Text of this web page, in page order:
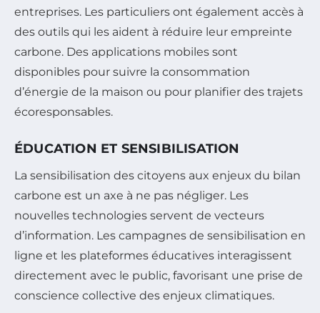
entreprises. Les particuliers ont également accès à
des outils qui les aident à réduire leur empreinte
carbone. Des applications mobiles sont
disponibles pour suivre la consommation
d’énergie de la maison ou pour planifier des trajets
écoresponsables.
ÉDUCATION ET SENSIBILISATION
La sensibilisation des citoyens aux enjeux du bilan
carbone est un axe à ne pas négliger. Les
nouvelles technologies servent de vecteurs
d’information. Les campagnes de sensibilisation en
ligne et les plateformes éducatives interagissent
directement avec le public, favorisant une prise de
conscience collective des enjeux climatiques.